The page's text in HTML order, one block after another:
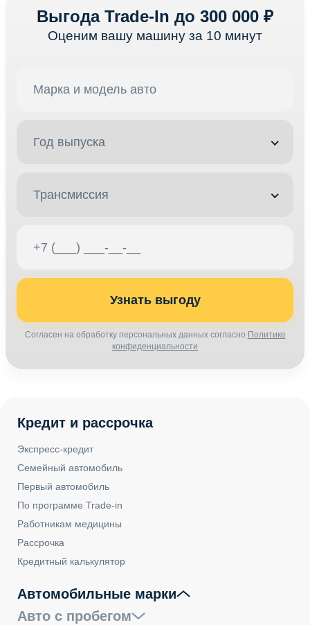
Выгода Trade-In до 300 000 ₽
Оценим вашу машину за 10 минут
Год выпуска
Трансмиссия
Узнать выгоду
Согласен на обработку персональных данных согласно Политике
конфиденциальности
Кредит и рассрочка
Экспресс-кредит
Семейный автомобиль
Первый автомобиль
По программе Trade-in
Работникам медицины
Рассрочка
Кредитный калькулятор
Автомобильные марки
Авто с пробегом